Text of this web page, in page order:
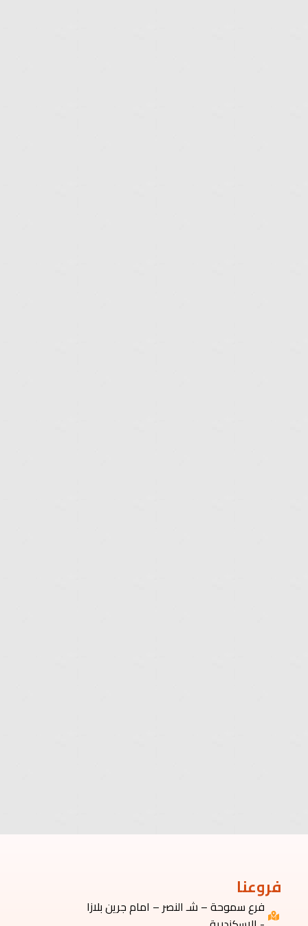
فروعنا
فرع سموحة – شـ النصر – امام جرين بلازا